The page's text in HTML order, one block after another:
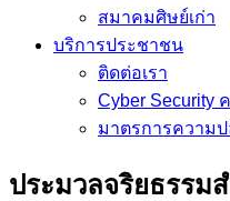
สมาคมศิษย์เก่า
บริการประชาชน
ติดต่อเรา
Cyber Security
มาตรการความ
ประมวลจริยธรรม